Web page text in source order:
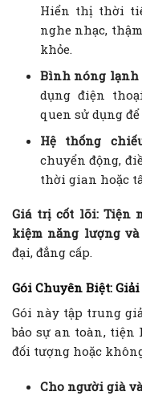
Hiển thị thời
nghe nhạc,
khỏe.
Bình nóng
dụng điện
quen sử dụng
Hệ thống
chuyển động,
thời gian hoặc
Giá trị cốt lõi: Tiện
kiệm năng lượng
đại, đẳng cấp.
Gói Chuyên Biệt:
Gói này tập trung
bảo sự an toàn,
đối tượng hoặc
Cho người già